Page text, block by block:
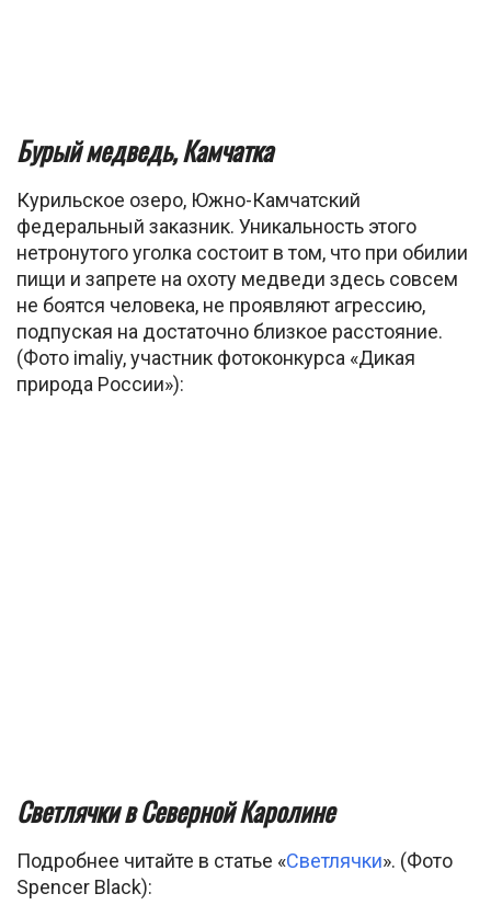
Бурый медведь, Камчатка
Курильское озеро, Южно-Камчатский
федеральный заказник. Уникальность этого
нетронутого уголка состоит в том, что при обилии
пищи и запрете на охоту медведи здесь совсем
не боятся человека, не проявляют агрессию,
подпуская на достаточно близкое расстояние.
(Фото imaliy, участник фотоконкурса «Дикая
природа России»):
Светлячки в Северной Каролине
Подробнее читайте в статье «Светлячки». (Фото
Spencer Black):